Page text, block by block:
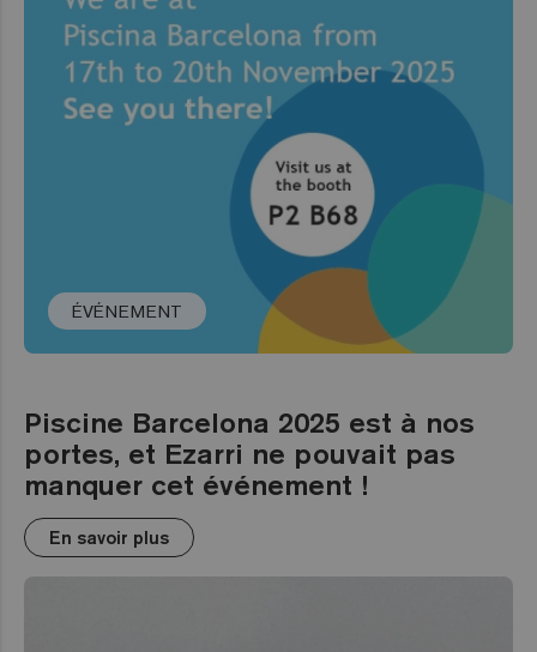
ÉVÉNEMENT
Piscine Barcelona 2025 est à nos
portes, et Ezarri ne pouvait pas
manquer cet événement !
En savoir plus